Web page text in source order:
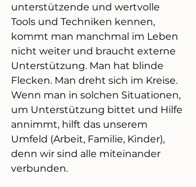
unterstützende und wertvolle
Tools und Techniken kennen,
kommt man manchmal im Leben
nicht weiter und braucht externe
Unterstützung. Man hat blinde
Flecken. Man dreht sich im Kreise.
Wenn man in solchen Situationen,
um Unterstützung bittet und Hilfe
annimmt, hilft das unserem
Umfeld (Arbeit, Familie, Kinder),
denn wir sind alle miteinander
verbunden.